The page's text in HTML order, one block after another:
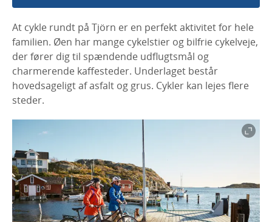
At cykle rundt på Tjörn er en perfekt aktivitet for hele
familien. Øen har mange cykelstier og bilfrie cykelveje,
der fører dig til spændende udflugtsmål og
charmerende kaffesteder. Underlaget består
hovedsageligt af asfalt og grus. Cykler kan lejes flere
steder.